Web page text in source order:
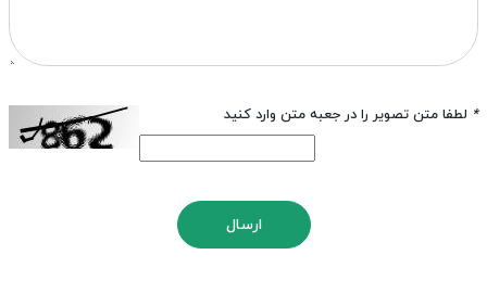
* لطفا متن تصویر را در جعبه متن وارد کنید
ارسال